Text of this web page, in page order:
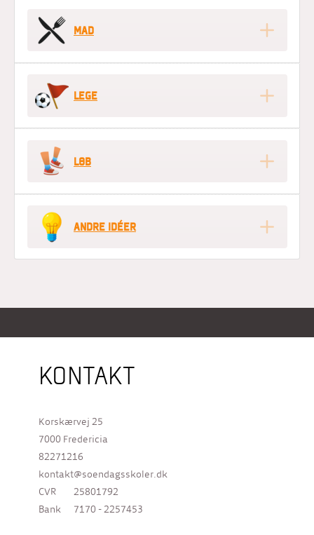
MAD
LEGE
LØB
ANDRE IDÉER
KONTAKT
Korskærvej 25
7000 Fredericia
82271216
kontakt@soendagsskoler.dk
CVR
25801792
Bank
7170 - 2257453